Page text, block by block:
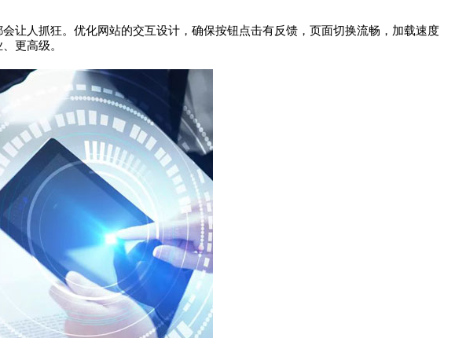
让人抓狂。优化网站的交互设计，确保按钮点击有反馈，页面切换流畅，加载速度
更高级。